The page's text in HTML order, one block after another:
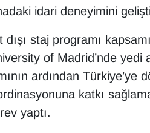
idari deneyimini
dışı staj programı
of Madrid’nde yedi
ardından
katkı
yaptı.